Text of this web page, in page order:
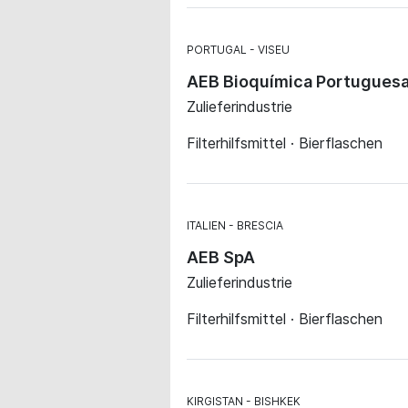
PORTUGAL VISEU
AEB Bioquímica
Zulieferindustrie
Filterhilfsmittel · Bierflaschen
ITALIEN BRESCIA
AEB SpA
Zulieferindustrie
Filterhilfsmittel · Bierflaschen
KIRGISTAN BISHKEK